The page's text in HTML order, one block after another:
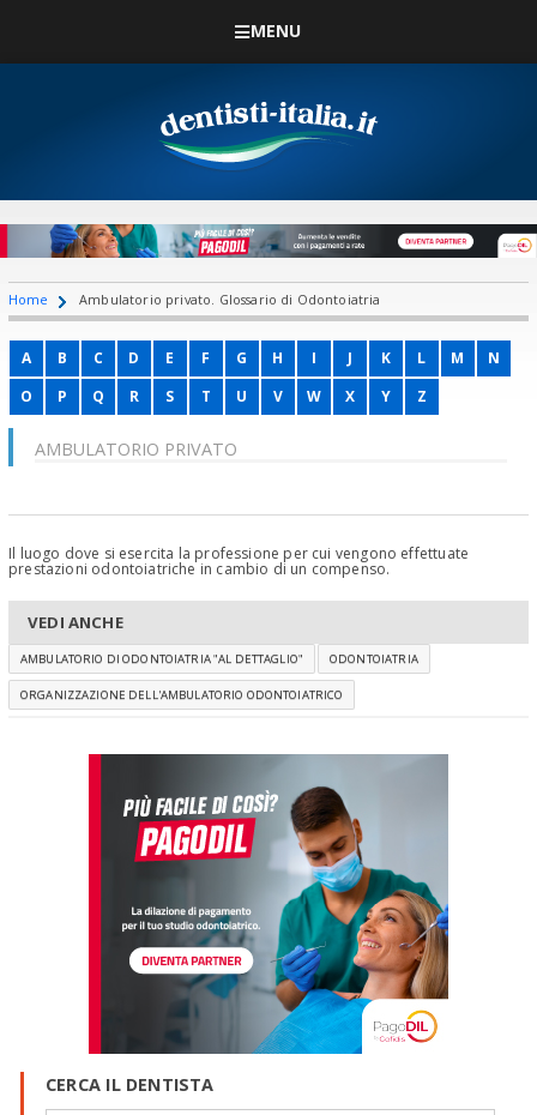
MENU
Home Ambulatorio privato. Glossario di Odontoiatria
A B C D E F G H I J K L M
N
O
P Q R S T U V W X Y Z
AMBULATORIO PRIVATO
Il luogo dove si esercita la professione per cui vengono effettuate
prestazioni odontoiatriche in cambio di un compenso.
VEDI ANCHE
AMBULATORIO DI ODONTOIATRIA "AL DETTAGLIO" ODONTOIATRIA
ORGANIZZAZIONE DELL'AMBULATORIO ODONTOIATRICO
CERCA IL DENTISTA